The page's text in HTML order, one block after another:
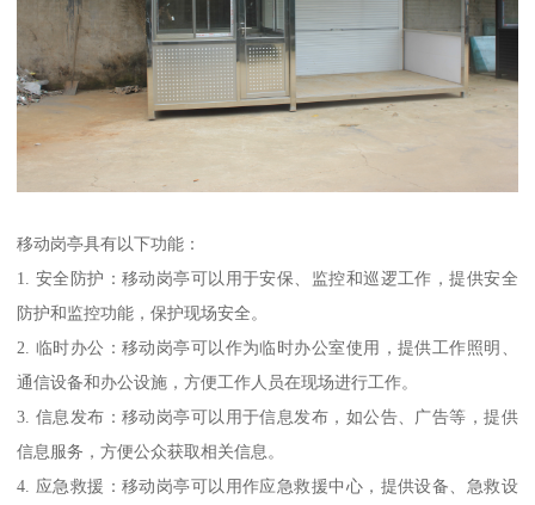
移动岗亭具有以下功能：
1. 安全防护：移动岗亭可以用于安保、监控和巡逻工作，提供安全
防护和监控功能，保护现场安全。
2. 临时办公：移动岗亭可以作为临时办公室使用，提供工作照明、
通信设备和办公设施，方便工作人员在现场进行工作。
3. 信息发布：移动岗亭可以用于信息发布，如公告、广告等，提供
信息服务，方便公众获取相关信息。
4. 应急救援：移动岗亭可以用作应急救援中心，提供设备、急救设